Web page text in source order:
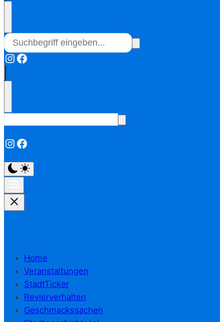
Instagram
Facebook
Instagram
Facebook
Home
Veranstaltungen
StadtTicker
Revierverhalten
Geschmackssachen